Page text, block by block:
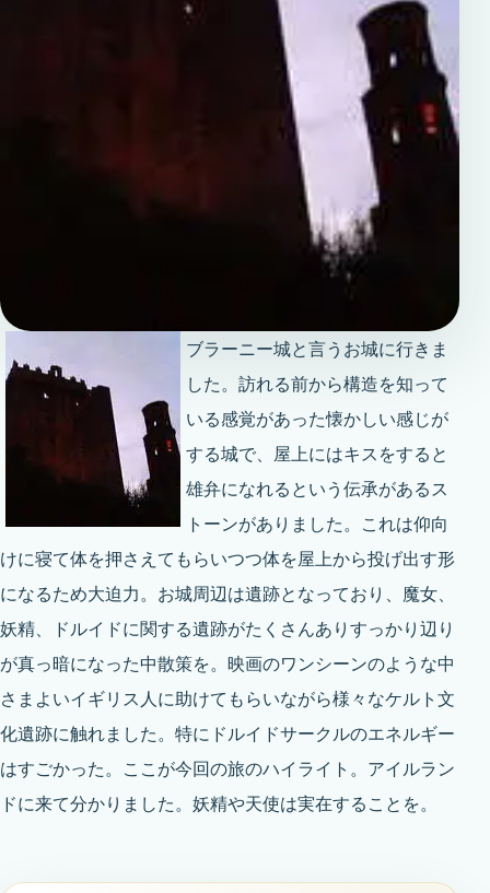
ブラーニー城と言うお城に行きま
した。訪れる前から構造を知って
いる感覚があった懐かしい感じが
する城で、屋上にはキスをすると
雄弁になれるという伝承があるス
トーンがありました。これは仰向
けに寝て体を押さえてもらいつつ体を屋上から投げ出す形
になるため大迫力。お城周辺は遺跡となっており、魔女、
妖精、ドルイドに関する遺跡がたくさんありすっかり辺り
が真っ暗になった中散策を。映画のワンシーンのような中
さまよいイギリス人に助けてもらいながら様々なケルト文
化遺跡に触れました。特にドルイドサークルのエネルギー
はすごかった。ここが今回の旅のハイライト。アイルラン
ドに来て分かりました。妖精や天使は実在することを。